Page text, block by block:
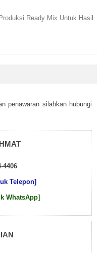
Ready Mix Untuk Hasil
реnаwаrаn sіlаhkаn hubungі
4406
Telepon]
WhatsApp]